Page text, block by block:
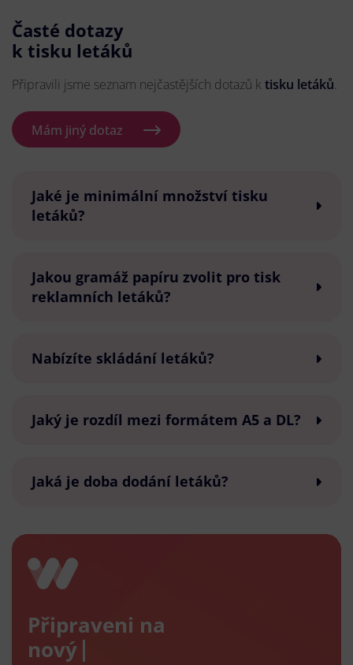
Časté dotazy
k tisku letáků
Připravili jsme seznam nejčastějších dotazů k tisku letáků.
Mám jiný dotaz
Jaké je minimální množství tisku
letáků?
Jakou gramáž papíru zvolit pro tisk
reklamních letáků?
Nabízíte skládání letáků?
Jaký je rozdíl mezi formátem A5 a DL?
Jaká je doba dodání letáků?
Připraveni na
nový e-sho